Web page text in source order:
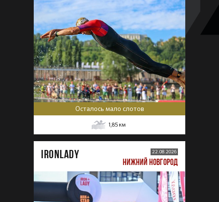
Осталось мало слотов
1,85 км
IRONLADY 22.08.2026
НИЖНИЙ НОВГОРОД